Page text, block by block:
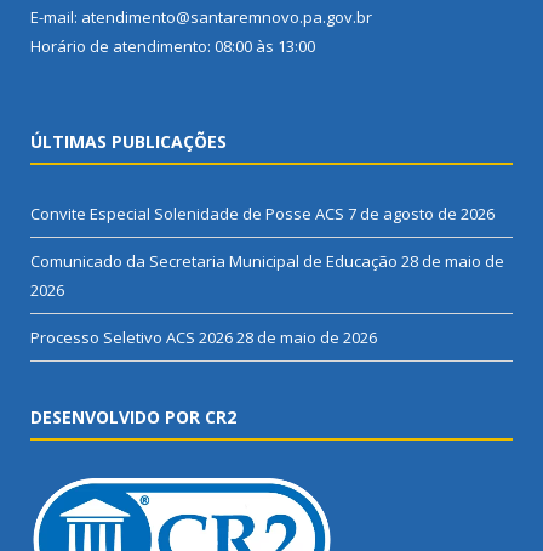
E-mail: atendimento@santaremnovo.pa.gov.br
Horário de atendimento: 08:00 às 13:00
ÚLTIMAS PUBLICAÇÕES
Convite Especial Solenidade de Posse ACS 7 de agosto de 2026
Comunicado da Secretaria Municipal de Educação 28 de maio de
2026
Processo Seletivo ACS 202628 de maio de 2026
DESENVOLVIDO POR CR2